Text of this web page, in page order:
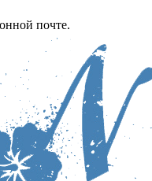
почте.